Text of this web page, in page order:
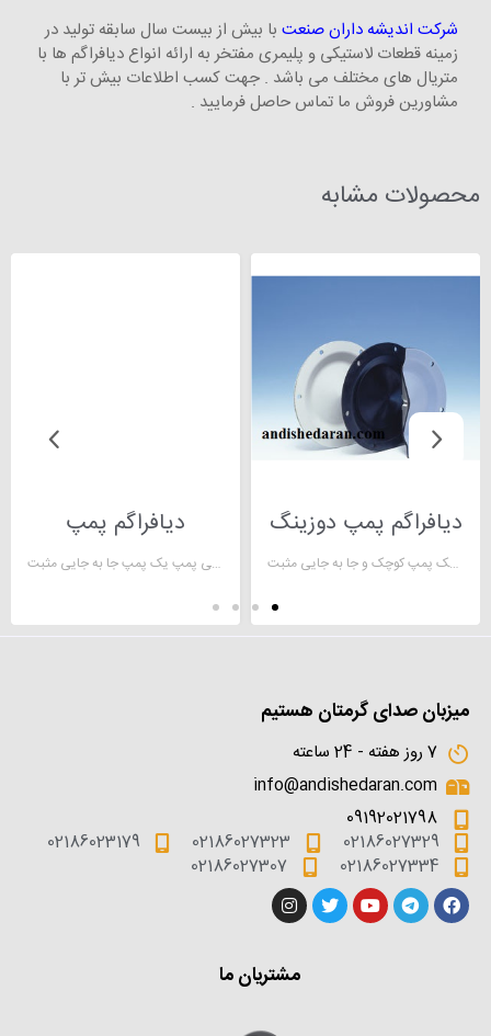
شرکت اندیشه داران صنعت با بیش از بیست سال سابقه تولید در
زمینه قطعات لاستیکی و پلیمری مفتخر به ارائه انواع دیافراگم ها با
متریال های مختلف می باشد . جهت کسب اطلاعات بیش تر با
مشاورین فروش ما تماس حاصل فرمایید .
محصولات مشابه
دیافراگم پمپ دوزینگ
دیافراگم پمپ دوزینگ یک پمپ کوچک و جا به جایی مثبت
دیافراگم پمپ
دیافراگم لاستیکی پمپ یک پمپ جا به جایی مثبت
میزبان صدای گرمتان هستیم
7 روز هفته - 24 ساعته
info@andishedaran.com
09192021798
02186027329
02186027323
02186023179
02186027334
02186027307
مشتریان ما